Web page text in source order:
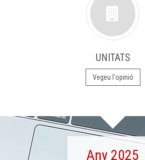
UNITATS
Vegeu l'opinió
Any 2025